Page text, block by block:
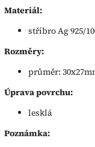
Materiál:
stříbro Ag 925/
Rozměry:
průměr:
Úprava povrchu:
lesklá
Poznámka: